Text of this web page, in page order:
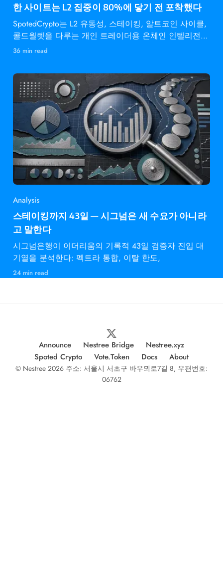
한 사이트는 L2 집중이 80%에 닿기 전 포착했다
SpotedCrypto는 L2 유동성, 스테이킹, 알트코인 사이클,
콜드월렛을 다루는 개인 트레이더용 온체인 인텔리전스
다.
36 min read
Analysis
스테이킹까지 43일 — 시그넘은 새 수요가 아니라
고 말한다
시그넘은행이 이더리움의 기록적 43일 검증자 진입 대
기열을 분석한다: 펙트라 통합, 이탈 한도,
24 min read
Announce Nestree Bridge
Nestree.xyz
Spoted Crypto
Vote.Token Docs About
© Nestree 2026 주소: 서울시 서초구 바우뫼로7길 8, 우편번호:
06762